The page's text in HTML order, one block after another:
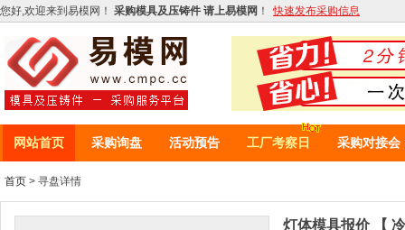
您好,欢迎来到易模网！ 采购模具及压铸件 请上易模网 ！ 快速发布采购信息
网站首页 采购询盘 活动预告 工厂考察日 采购对接会
首页 > 寻盘详情
灯体模具报价 【